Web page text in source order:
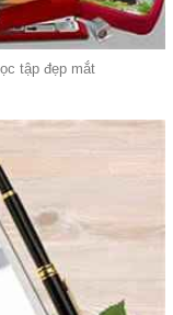
tập đẹp mắt